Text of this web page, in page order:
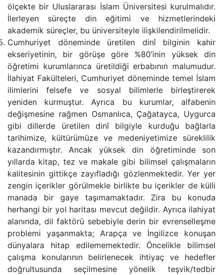
ölçekte bir Uluslararası İslam Üniversitesi kurulmalıdır.
İlerleyen süreçte din eğitimi ve hizmetlerindeki
akademik süreçler, bu üniversiteyle ilişkilendirilmelidir.
Cumhuriyet döneminde üretilen dinî bilginin kahir
ekseriyetinin, bir görüşe göre %80’inin yüksek din
öğretimi kurumlarınca üretildiği erbabının malumudur.
İlahiyat Fakülteleri, Cumhuriyet döneminde temel İslam
ilimlerini felsefe ve sosyal bilimlerle birleştirerek
yeniden kurmuştur. Ayrıca bu kurumlar, alfabenin
değişmesine rağmen Osmanlıca, Çağatayca, Uygurca
gibi dillerde üretilen dinî bilgiyle kurduğu bağlarla
tarihimize, kültürümüze ve medeniyetimize süreklilik
kazandırmıştır. Ancak yüksek din öğretiminde son
yıllarda kitap, tez ve makale gibi bilimsel çalışmaların
kalitesinin gittikçe zayıfladığı gözlenmektedir. Yer yer
zengin içerikler görülmekle birlikte bu içerikler de külli
manada bir gaye taşımamaktadır. Zira bu konuda
herhangi bir yol haritası mevcut değildir. Ayrıca ilahiyat
alanında, dil faktörü sebebiyle derin bir evrenselleşme
problemi yaşanmakta; Arapça ve İngilizce konuşan
dünyalara hitap edilememektedir. Öncelikle bilimsel
çalışma konularının belirlenecek ihtiyaç ve hedefler
doğrultusunda seçilmesine yönelik teşvik/tedbir